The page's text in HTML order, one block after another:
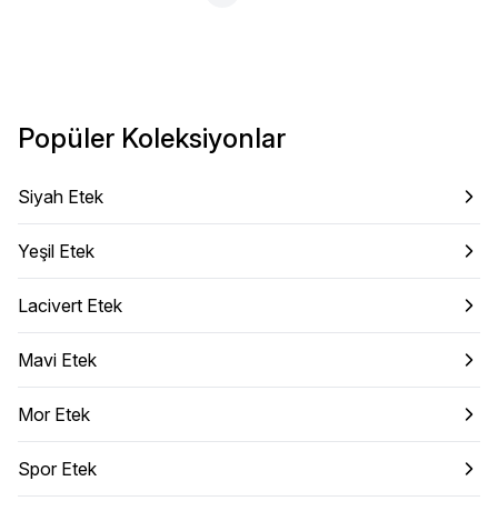
Popüler Koleksiyonlar
Siyah Etek
Yeşil Etek
Lacivert Etek
Mavi Etek
Mor Etek
Spor Etek